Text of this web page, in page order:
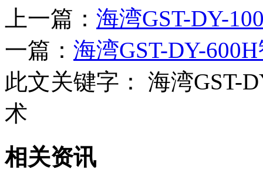
上一篇： 海湾GST-DY-
一篇： 海湾GST-DY-
此文关键字：
海湾GST-
术
相关资讯